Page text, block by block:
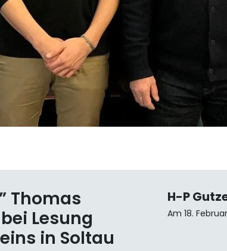
Thomas
Lesung
in Soltau
H-P
Am 18.